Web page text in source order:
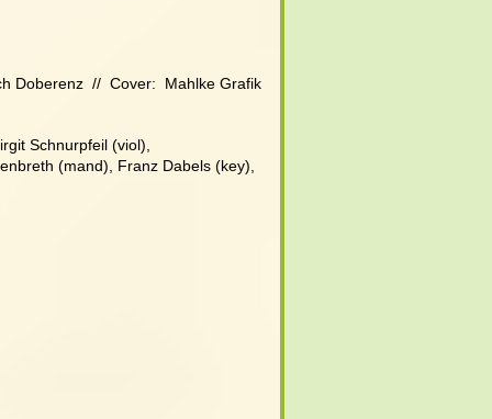
Doberenz  //  Cover:  Mahlke Grafik
Schnurpfeil (viol),
(mand), Franz Dabels (key),